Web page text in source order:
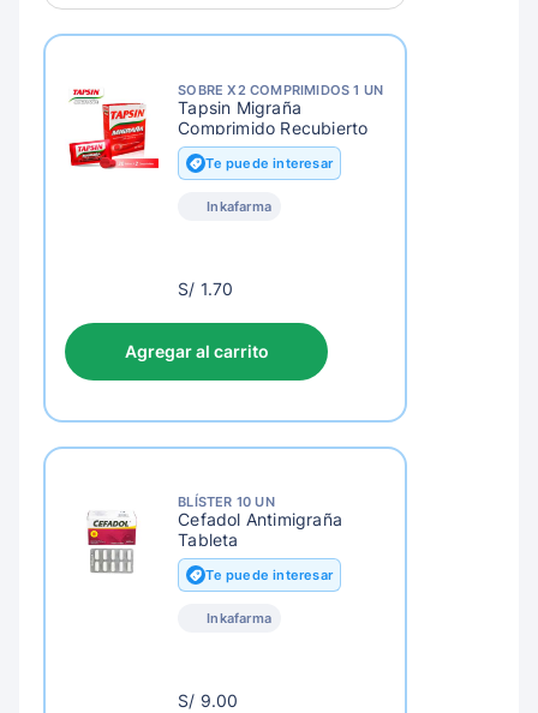
SOBRE X2 COMPRIMIDOS 1 UN
Tapsin Migraña
Comprimido Recubierto
Te puede interesar
Inkafarma
S/
S/ 1.70
Agregar al carrito
BLÍSTER 10 UN
Cefadol Antimigraña
Tableta
Te puede interesar
Inkafarma
S/
S/ 9.00